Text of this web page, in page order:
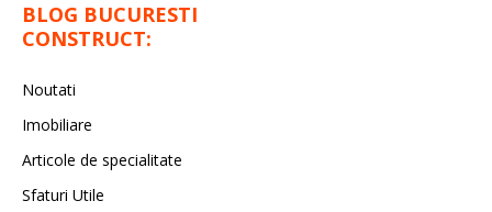
BLOG BUCURESTI
CONSTRUCT:
Noutati
Imobiliare
Articole de specialitate
Sfaturi Utile